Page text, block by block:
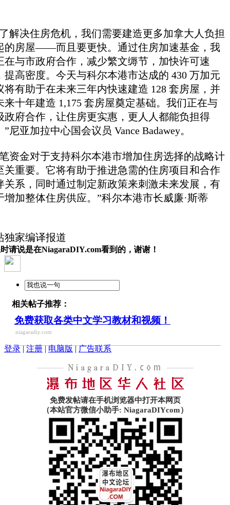
解决住房危机，我们需要建造更多加拿大人负担
的房屋——而且要更快。通过住房加速基金，我
在与市政府合作，减少繁文缛节，加快许可速
提高密度。今天与科尔本港市达成的 430 万加元
将有助于在未来三年内快速建造 128 套房屋，并
来十年建造 1,175 套房屋奠定基础。我们正在与
政府合作，让住房更实惠，更人人都能负担得
”尼亚加拉中心国会议员 Vance Badawey。
资金对于支持科尔本港市增加住房选择的战略计
关重要。它将有助于推进急需的住房项目和合作
关系，同时通过制定新政策来刺激未来发展，有
增加整体住房供应。”科尔本港市长威廉·斯蒂
独家编译报道
请说是在NiagaraDIY.com看到的，谢谢！
相关帖子推荐：
免费获取各类中文学习教材和视频！
niagaradiy.com
登录|注册|电脑版|广告联系
免费发帖请在手机浏览器中打开本网页
（本站官方微信小助手: NiagaraDIYcom）